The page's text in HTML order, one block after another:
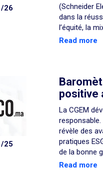
(Schneider
dans la
l’équité, la
Read more
26
positive
La CGEM
révèle des
pratiques
de la bonne
Read more
25